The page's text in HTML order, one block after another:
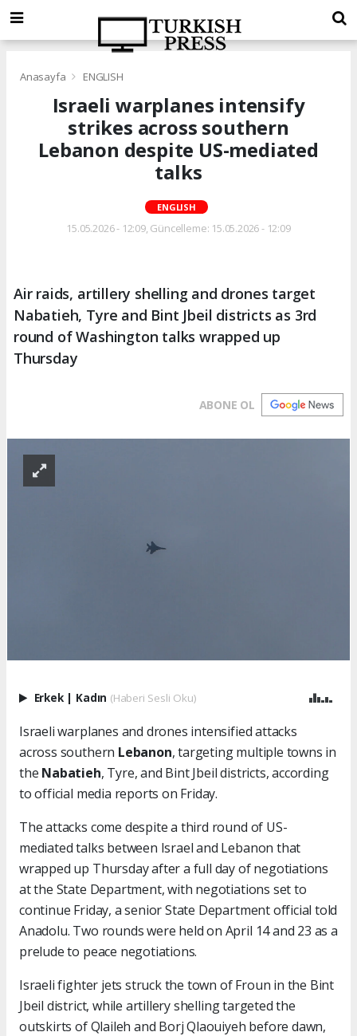
Anasayfa ENGLISH
Israeli warplanes intensify
strikes across southern
Lebanon despite US-mediated
talks
ENGLISH
15.05.2026 - 12:09, Güncelleme: 15.05.2026 - 12:09
Air raids, artillery shelling and drones target
Nabatieh, Tyre and Bint Jbeil districts as 3rd
round of Washington talks wrapped up
Thursday
ABONE OL
Erkek | Kadın (Haberi Sesli Oku)
Israeli warplanes and drones intensified attacks
across southern Lebanon, targeting multiple towns in
the Nabatieh, Tyre, and Bint Jbeil districts, according
to official media reports on Friday.
The attacks come despite a third round of US-
mediated talks between Israel and Lebanon that
wrapped up Thursday after a full day of negotiations
at the State Department, with negotiations set to
continue Friday, a senior State Department official told
Anadolu. Two rounds were held on April 14 and 23 as a
prelude to peace negotiations.
Israeli fighter jets struck the town of Froun in the Bint
Jbeil district, while artillery shelling targeted the
outskirts of Qlaileh and Borj Qlaouiyeh before dawn,